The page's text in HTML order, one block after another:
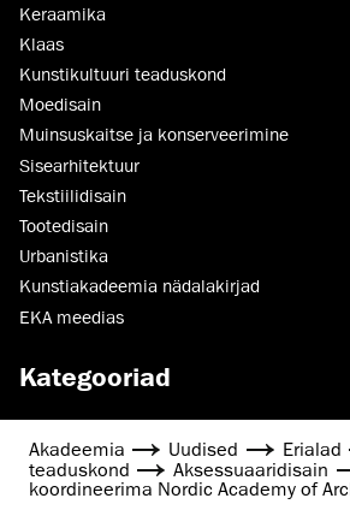
Keraamika
Klaas
Kunsti­kultuuri teaduskond
Moedisain
Muinsus­kaitse ja konserveerimine
Sisearhitektuur
Tekstiilidisain
Tootedisain
Urbanistika
Kunstiakadeemia nädalakirjad
EKA meedias
Kategooriad
Akadeemia Uudised Erialad
teaduskond
Aksessuaaridisain
koordineerima Nordic Academy of